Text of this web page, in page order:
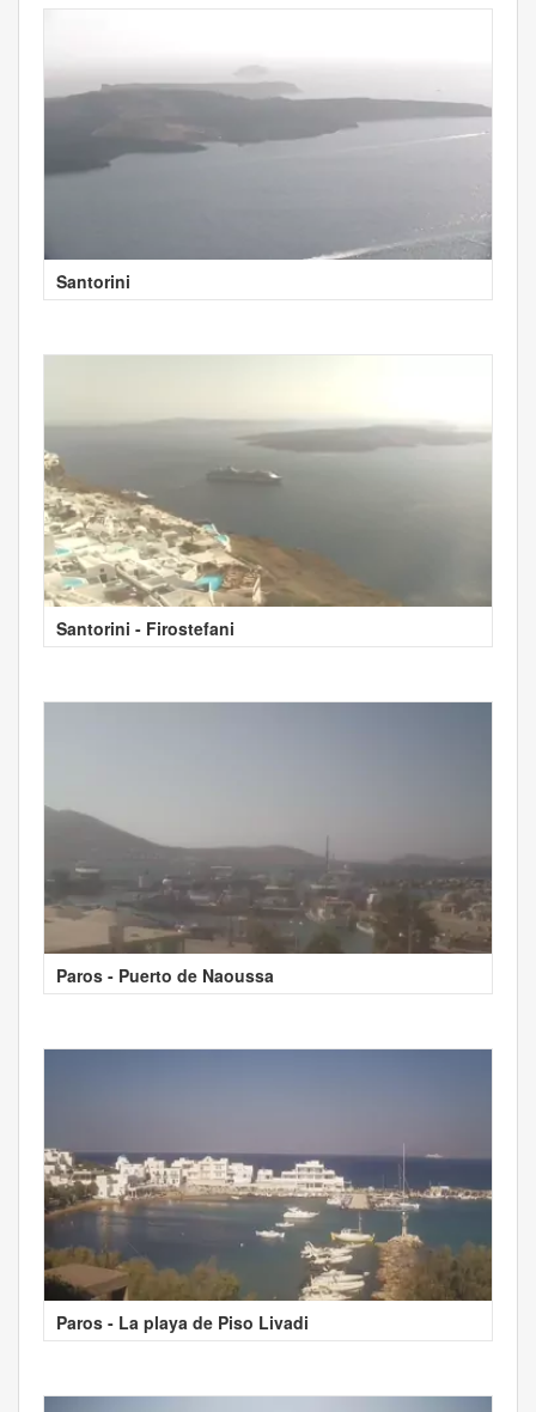
Santorini
Santorini - Firostefani
Paros - Puerto de Naoussa
Paros - La playa de Piso Livadi